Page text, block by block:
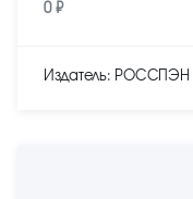
0 ₽
Издатель: РОССПЭН